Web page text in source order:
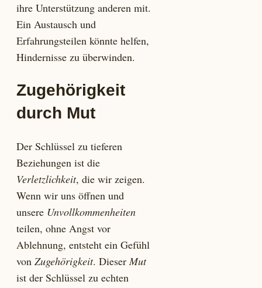
ihre Unterstützung anderen mit.
Ein Austausch und
Erfahrungsteilen könnte helfen,
Hindernisse zu überwinden.
Zugehörigkeit
durch Mut
Der Schlüssel zu tieferen
Beziehungen ist die
Verletzlichkeit, die wir zeigen.
Wenn wir uns öffnen und
unsere Unvollkommenheiten
teilen, ohne Angst vor
Ablehnung, entsteht ein Gefühl
von Zugehörigkeit. DieserMut
ist der Schlüssel zu echten